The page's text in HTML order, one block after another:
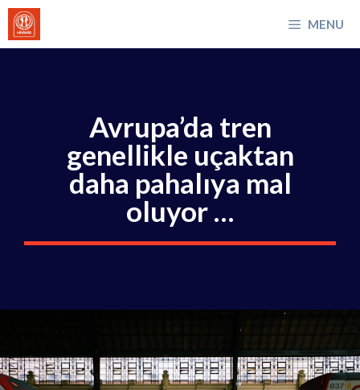
İçeriğe
atla
MENU
Avrupa’da tren
genellikle uçaktan
daha pahalıya mal
oluyor …